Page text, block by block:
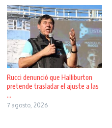
Rucci denunció que Halliburton
pretende trasladar el ajuste a las
...
7 agosto, 2026